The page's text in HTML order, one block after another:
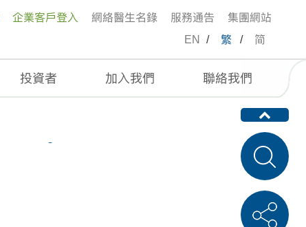
企業客戶登入 網絡醫生名錄 服務通告
集團網站
EN
/ 繁 / 简
投資者 加入我們 聯絡我們